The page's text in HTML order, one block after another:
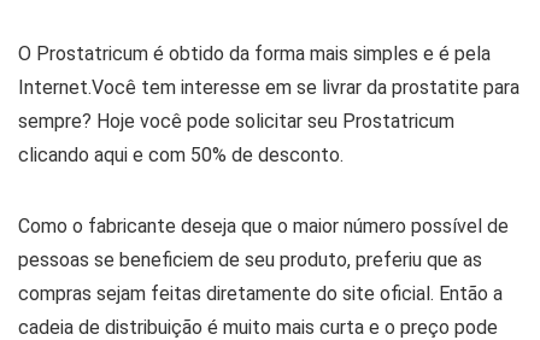
O Prostatricum é obtido da forma mais simples e é pela
Internet.Você tem interesse em se livrar da prostatite para
sempre? Hoje você pode solicitar seu Prostatricum
clicando aqui e com 50% de desconto.
Como o fabricante deseja que o maior número possível de
pessoas se beneficiem de seu produto, preferiu que as
compras sejam feitas diretamente do site oficial. Então a
cadeia de distribuição é muito mais curta e o preço pode